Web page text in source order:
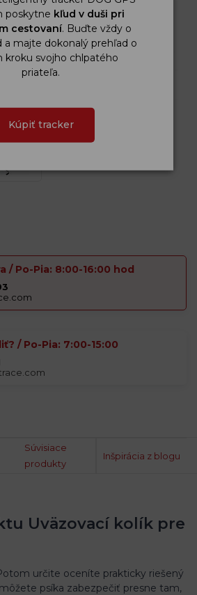
poskytne kľud v duši pri
cestovaní. Buďte vždy o
a majte dokonalý prehľad o
kroku svojho chlpatého
priateľa.
Kúpiť tracker
/ Po-Pia: 8:00-16:00 hod
/ Po-Pia: 7:00-15:00
Súvisiace
produkty
Inšpirácia z blogu
Uväzovací kolík pre
určite oceníte prakticky riešený
psíka zabezpečiť presne tam,